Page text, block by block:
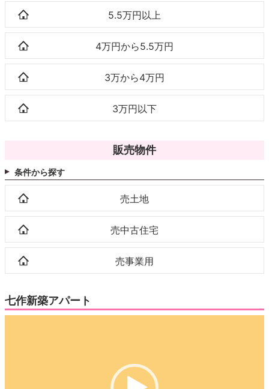
5.5万円以上
4万円から5.5万円
3万から4万円
3万円以下
販売物件
条件から探す
売土地
売中古住宅
売事業用
七作新築アパート